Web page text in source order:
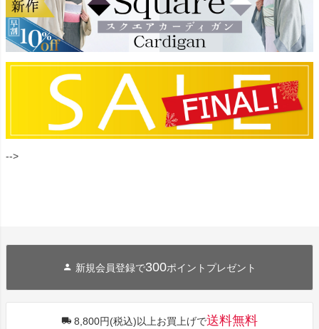
-->
新規会員登録で300ポイントプレゼント
8,800円(税込)以上お買上げで送料無料